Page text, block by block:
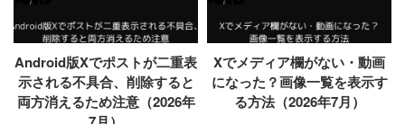
Android版Xでポストが二重表
示される不具合、削除すると
両方消えるため注意（2026年
7月）
Xでメディア欄がない・動画
になった？画像一覧を表示す
る方法（2026年7月）